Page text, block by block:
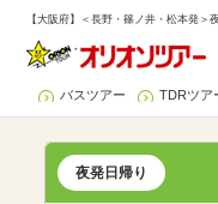
【大阪府】＜長野・篠ノ井・松本発
バスツアー TDRツア
夜発日帰り